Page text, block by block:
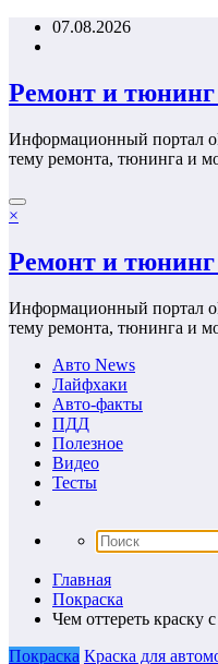
Перейти07.08.2026
Ремонт и тюнинг
Информационный портал
тему ремонта, тюнинга и
×
Ремонт и тюнинг
Информационный портал
тему ремонта, тюнинга и
Авто News
Лайфхаки
Авто-факты
ПДД
Полезное
Видео
Тесты
Главная
Покраска
Чем оттереть краску
Покраска Краска для